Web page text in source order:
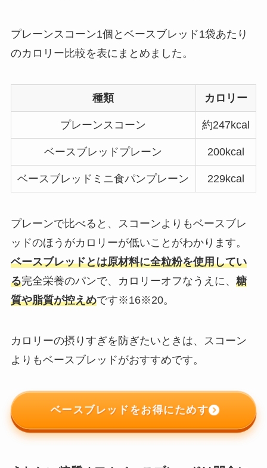
プレーンスコーン1個とベースブレッド1袋あたり
のカロリー比較を表にまとめました。
種類 カロリー
プレーンスコーン 約247kcal
ベースブレッドプレーン 200kcal
ベースブレッドミニ食パンプレーン 229kcal
プレーンで比べると、スコーンよりもベースブレ
ッド︎のほうがカロリーが低いことがわかります。
ベースブレッド︎とは原材料に全粒粉を使用してい
る完全栄養のパンで、カロリーオフなうえに、 糖
質や脂質が控えめです※16※20。
カロリーの摂りすぎを防ぎたいときは、スコーン
よりもベースブレッド︎がおすすめです。
ベースブレッドをお得にためす